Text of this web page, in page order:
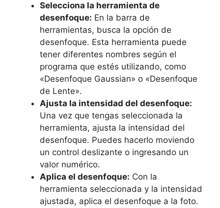
Selecciona la herramienta de
‍desenfoque: En⁢ la barra ⁣de
⁢herramientas, busca la⁢ opción de
desenfoque. Esta herramienta ‌puede
tener diferentes nombres según el
programa que⁢ estés ‍utilizando, como
«Desenfoque Gaussian» o «Desenfoque‍
de ‌Lente».
Ajusta la intensidad ​del⁤ desenfoque:
Una vez que ​tengas seleccionada la
herramienta, ajusta la intensidad del
desenfoque. Puedes hacerlo moviendo
un control deslizante o ingresando un
⁢valor numérico.
Aplica el desenfoque: Con la
herramienta⁤ seleccionada y la intensidad
‍ajustada, aplica el desenfoque a la foto.